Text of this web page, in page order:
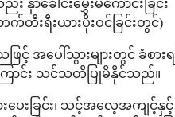
နှာခေါင်းမွှေးမကောင်းခြင်း
တီးရီးယားပိုးဝင်ခြင်းတွင်)
ြင့် အပေါ်သွားများတွင် ခံ
ြောင်း သင်သတိပြုမိနိုင်သည်။
ေးခြင်း၊ သင့်အလေ့အကျင့်နှ